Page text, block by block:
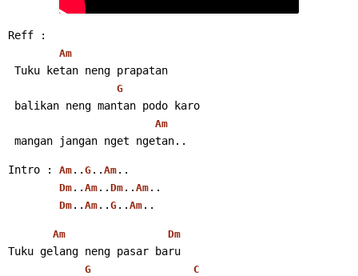
Reff :
Am
Tuku ketan neng prapatan
G
balikan neng mantan podo karo
Am
mangan jangan nget ngetan..
Intro : Am .. G .. Am ..
Dm .. Am .. Dm .. Am ..
Dm .. Am .. G .. Am ..
Am Dm
Tuku gelang neng pasar baru
G C